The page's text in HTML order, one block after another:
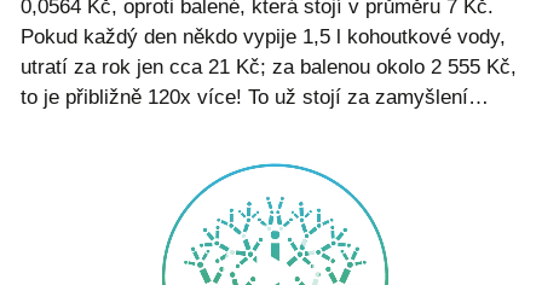
0,0564 Kč, oproti balené, která stojí v průměru 7 Kč.
Pokud každý den někdo vypije 1,5 l kohoutkové vody,
utratí za rok jen cca 21 Kč; za balenou okolo 2 555 Kč,
to je přibližně 120x více! To už stojí za zamyšlení…